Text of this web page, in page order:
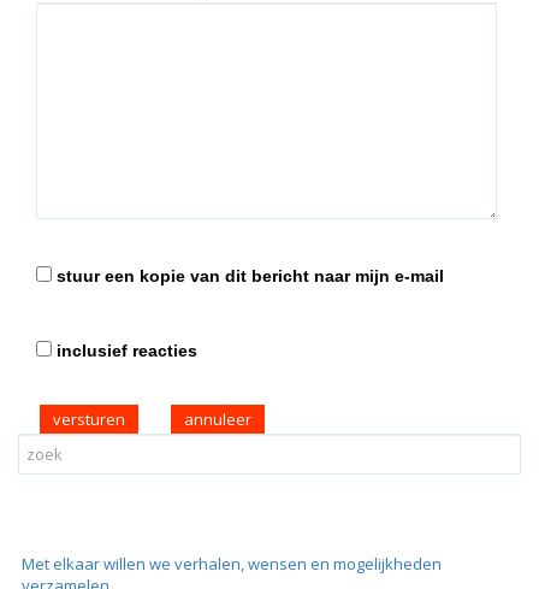
stuur een kopie van dit bericht naar mijn e-mail
inclusief reacties
versturen
Met elkaar willen we verhalen, wensen en mogelijkheden